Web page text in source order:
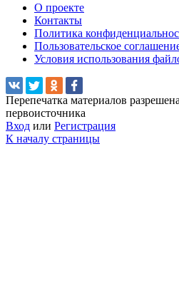
О проекте
Контакты
Политика
Пользовательское
Условия использования
Перепечатка материалов
первоисточника
Вход или Регистрация
К началу страницы